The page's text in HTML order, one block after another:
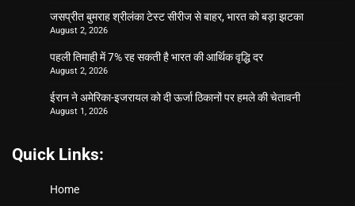
जसप्रीत बुमराह श्रीलंका टेस्ट सीरीज से बाहर, भारत को बड़ा झटका
August 2, 2026
पहली तिमाही में 7% रह सकती है भारत की आर्थिक वृद्धि दर
August 2, 2026
ईरान ने अमेरिका-इजरायल को दी ऊर्जा ठिकानों पर हमले की चेतावनी
August 1, 2026
Quick Links:
Home